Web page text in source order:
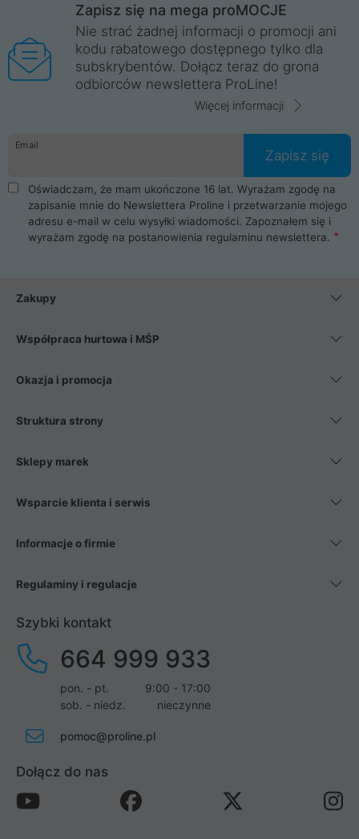
Wrocław, Poznań, Legnica, Katowice, Gliwice, Kalisz, Bytom,
Trzebnica, Opole. Szybka i profesjonalna obsługa!
ProLine to polska firma ze 100% polskim kapitałem. Działamy
legalnie i płacimy podatki w naszym kraju! Posiadamy siedzibę
główną w Mirkowie oraz salony na terenie kraju. Cała
komunikacja ze sklepem komputerowym ProLine jest
danych osobowych. Dlatego zakup notebooka albo laptopa w
ProLine to czysta przyjemność i pełne bezpieczeństwo.
Zaopatrzysz się u nas w akcesoria i części komputerowe
takie jak procesory, karty graficzne, płyty główne, pamięci,
dyski SSD, M.2 oraz HDD. Nasi pracownicy pomogą Ci wybrać
najlepszy zasilacz komputerowy oraz obudowę do komputera.
Poza komputerami mamy również najlepsze na rynku
Smartfony takich producentów jak Xiaomi, Apple, Samsung i
wentylatory. Na koniec mając już to wszystko, możesz
Zapisz się na mega proMOCJE
Nie strać żadnej informacji o promocji ani
kodu rabatowego dostępnego tylko dla
subskrybentów. Dołącz teraz do grona
odbiorców newslettera ProLine!
Więcej informacji
Email
Zapisz się
Oświadczam, że mam ukończone 16 lat. Wyrażam zgodę na
zapisanie mnie do Newslettera Proline i przetwarzanie mojego
adresu e-mail w celu wysyłki wiadomości. Zapoznałem się i
wyrażam zgodę na postanowienia regulaminu newslettera.
Zakupy
Współpraca hurtowa i MŚP
Okazja i promocja
Struktura strony
Sklepy marek
Wsparcie klienta i serwis
Informacje o firmie
Regulaminy i regulacje
Szybki kontakt
664 999 933
pon. - pt.
9:00 - 17:00
sob. - niedz.
nieczynne
pomoc@proline.pl
Dołącz do nas